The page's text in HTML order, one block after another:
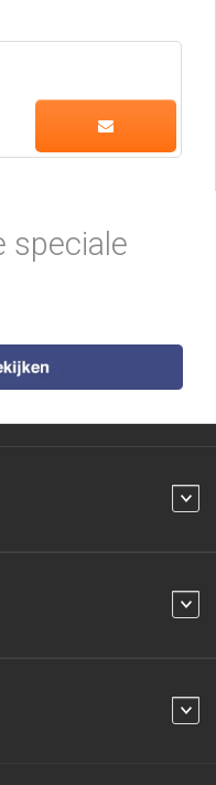
speciale